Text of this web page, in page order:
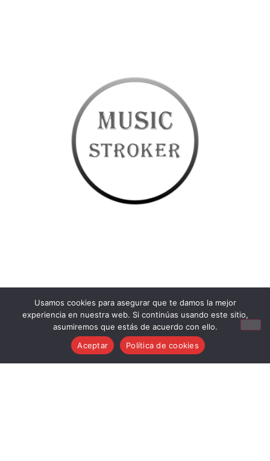
Aviso Legal
Condiciones generales de venta
Usamos cookies para asegurar que te damos la mejor
experiencia en nuestra web. Si continúas usando este sitio,
asumiremos que estás de acuerdo con ello.
Aceptar
Política de cookies